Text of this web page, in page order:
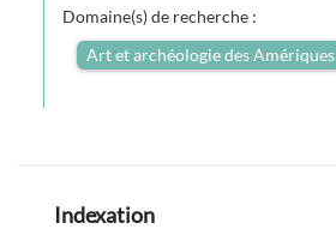
Domaine(s) de recherche :
Art et archéologie des Amériques
Indexation